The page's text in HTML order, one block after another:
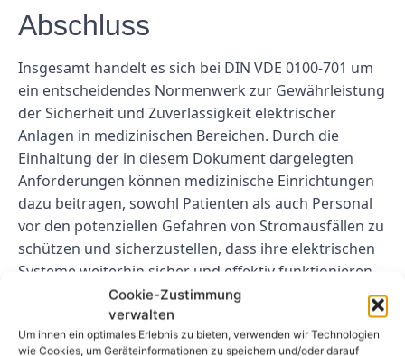
Cookie-Zustimmung
verwalten
Um ihnen ein optimales Erlebnis zu bieten, verwenden wir Technologien
wie Cookies, um Geräteinformationen zu speichern und/oder darauf
Abschluss
Insgesamt handelt es sich bei DIN VDE 0100-701 um
ein entscheidendes Normenwerk zur Gewährleistung
der Sicherheit und Zuverlässigkeit elektrischer
Anlagen in medizinischen Bereichen. Durch die
Einhaltung der in diesem Dokument dargelegten
Anforderungen können medizinische Einrichtungen
dazu beitragen, sowohl Patienten als auch Personal
vor den potenziellen Gefahren von Stromausfällen zu
schützen und sicherzustellen, dass ihre elektrischen
Systeme weiterhin sicher und effektiv funktionieren.